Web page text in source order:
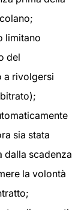
limitano
del
a rivolgersi
sia stata
dalla scadenza
la volontà